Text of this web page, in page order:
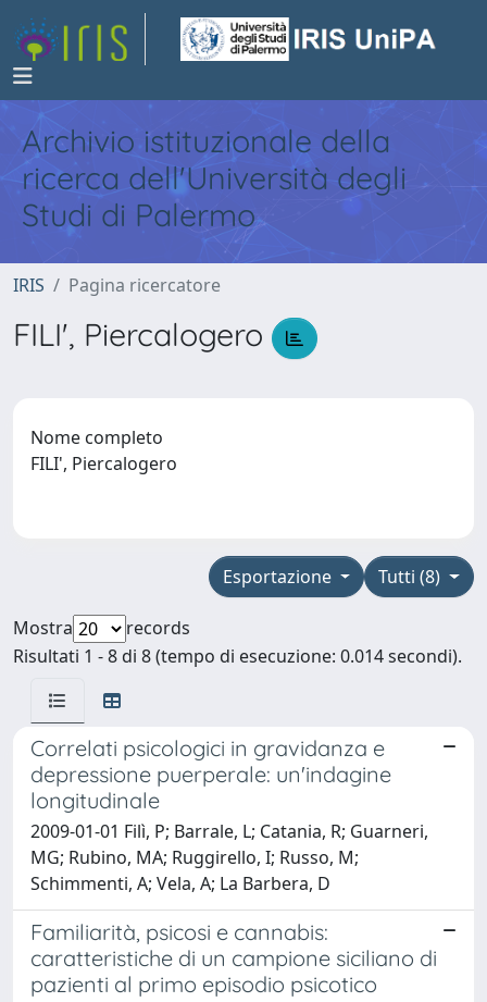
Archivio istituzionale della
ricerca dell'Università degli
Studi di Palermo
IRIS Pagina ricercatore
FILI', Piercalogero
Nome completo
FILI', Piercalogero
Tutti (8)
Esportazione
Mostra
records
Risultati 1 - 8 di 8 (tempo di esecuzione: 0.014 secondi).
Correlati psicologici in gravidanza e
depressione puerperale: un'indagine
longitudinale
2009-01-01 Filì, P; Barrale, L; Catania, R; Guarneri,
MG; Rubino, MA; Ruggirello, I; Russo, M;
Schimmenti, A; Vela, A; La Barbera, D
Familiarità, psicosi e cannabis:
caratteristiche di un campione siciliano di
pazienti al primo episodio psicotico